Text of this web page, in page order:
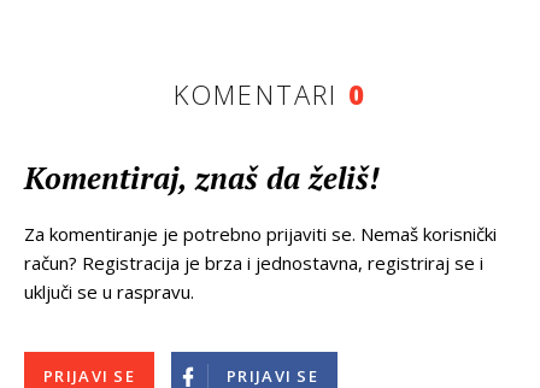
KOMENTARI 0
Komentiraj, znaš da želiš!
Za komentiranje je potrebno prijaviti se. Nemaš korisnički
račun? Registracija je brza i jednostavna, registriraj se i
uključi se u raspravu.
PRIJAVI SE PRIJAVI SE